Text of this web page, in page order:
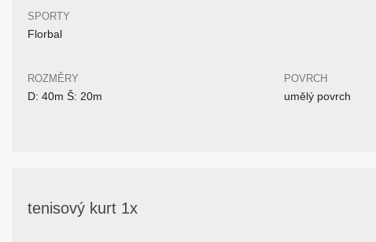
SPORTY
Florbal
ROZMĚRY
D: 40m Š: 20m
POVRCH
umělý povrch
tenisový kurt 1x